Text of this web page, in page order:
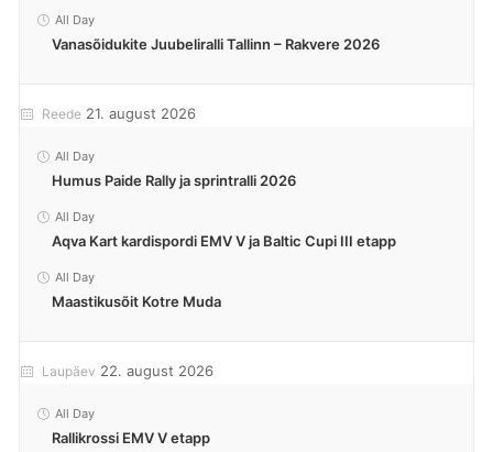
All Day
Vanasõidukite Juubeliralli Tallinn – Rakvere 2026
Reede 21. august 2026
All Day
Humus Paide Rally ja sprintralli 2026
All Day
Aqva Kart kardispordi EMV V ja Baltic Cupi III etapp
All Day
Maastikusõit Kotre Muda
Laupäev 22. august 2026
All Day
Rallikrossi EMV V etapp